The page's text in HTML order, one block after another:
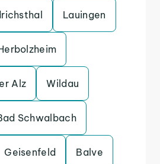
Lauingen
Alz Wildau
Schwalbach
Geisenfeld Balve